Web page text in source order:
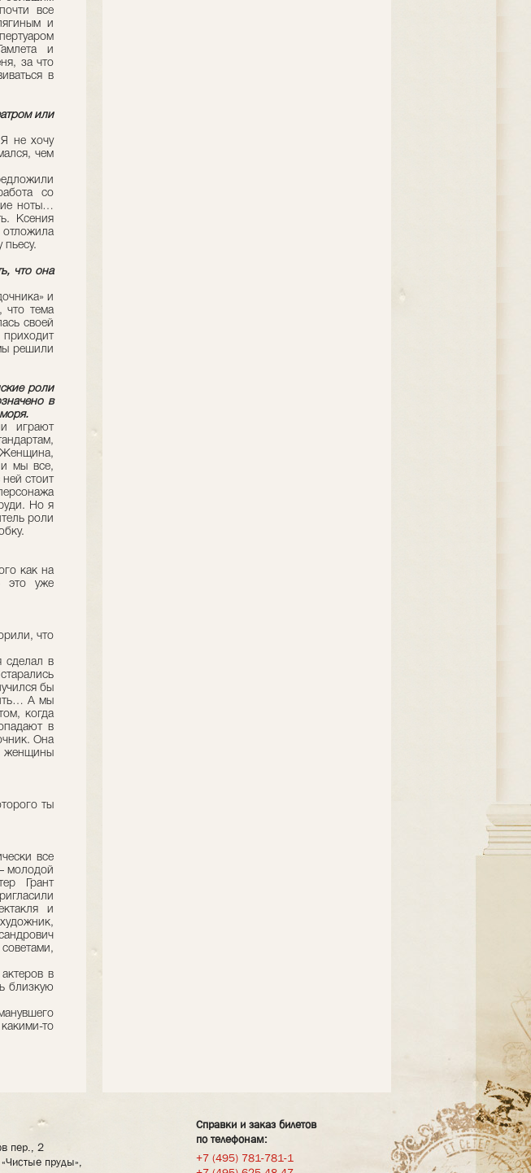
все
и
и
за что
в
или
не хочу
чем
со
ноты…
Ксения
пьесу.
что она
и
что тема
своей
решили
роли
в
играют
Женщина,
и мы все,
стоит
Но я
роли
как на
это уже
что
сделал в
бы
А мы
когда
в
Она
женщины
ты
все
молодой
Грант
и
в
близкую
то
пер., 2
пруды»,
Справки и заказ билетов
по телефонам:
+7 (495) 781-781-1